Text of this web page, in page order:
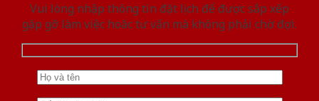
Vui lòng nhập thông tin đặt lịch để được sắp xếp
gặp gỡ làm việc hoăc tư vấn mà không phải chờ đợi.